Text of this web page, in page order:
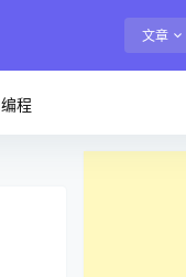
文章
程